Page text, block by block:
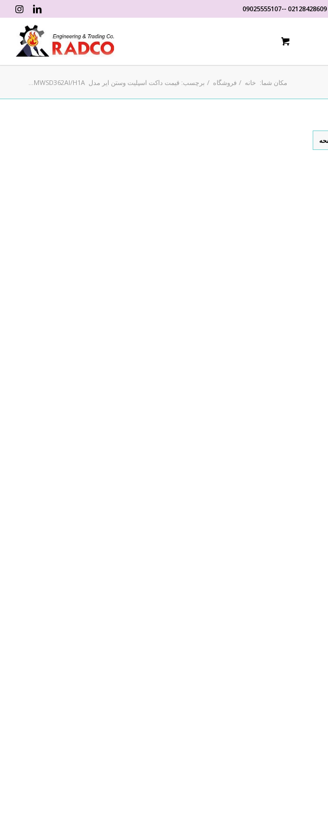
02128428609
-
-
09025555107
مکان شما: خانه / فروشگاه / برچسب: قیمت داکت اسپلیت وستن ایر مدل MWSD362AI/H1A...